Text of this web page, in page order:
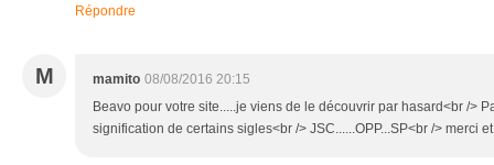
Répondre
M mamito 08/08/2016 20:15
Beavo pour votre site.....je viens de le découvrir par hasard<br />
signification de certains sigles<br /> JSC......OPP...SP<br /> merci